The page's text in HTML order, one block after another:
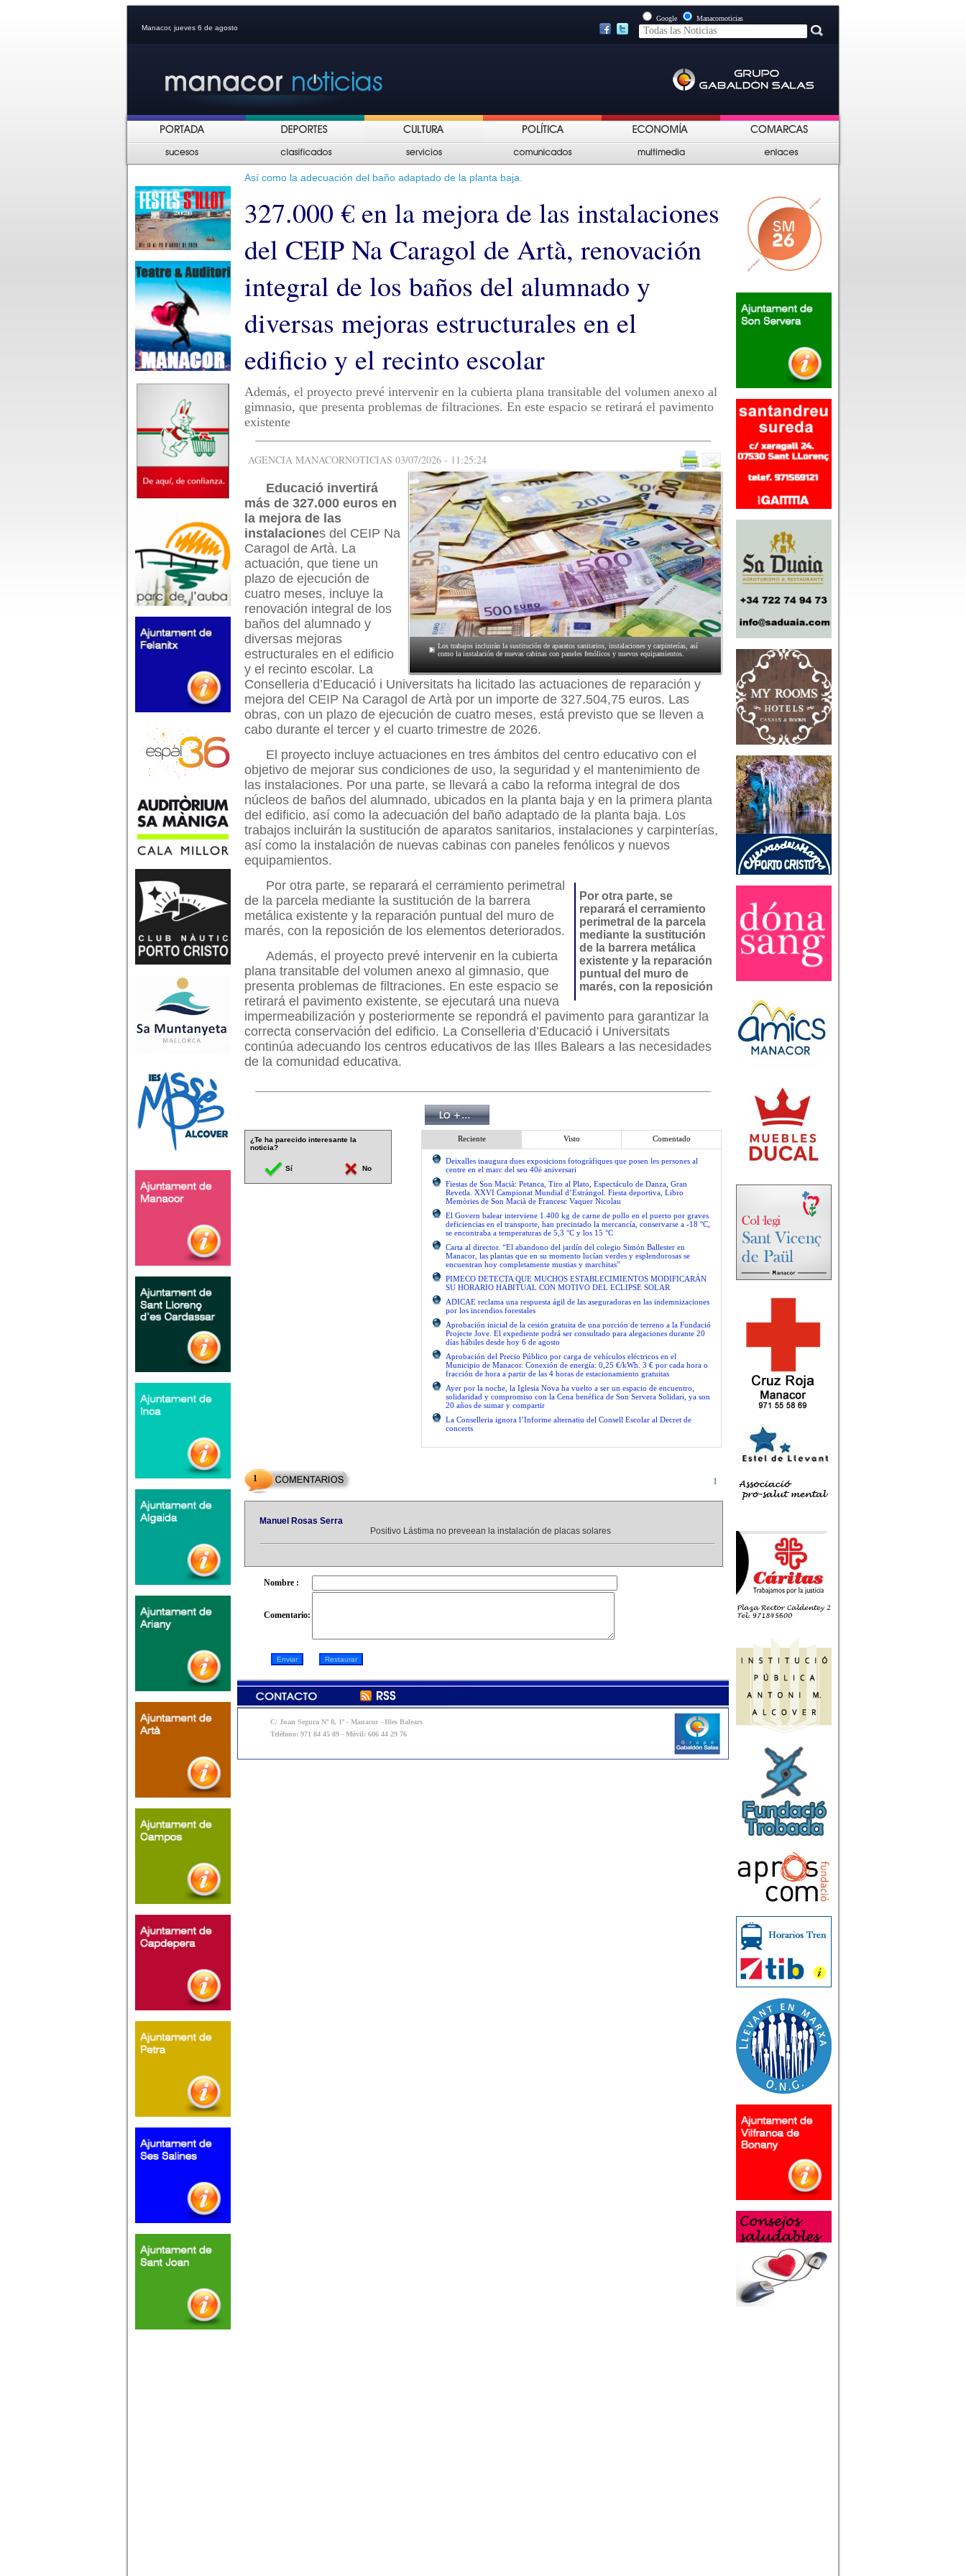
Manacor, jueves 6 de agosto
Google Manacornoticias
Así como la adecuación del baño adaptado de la planta baja.
327.000 € en la mejora de las instalaciones
del CEIP Na Caragol de Artà, renovación
integral de los baños del alumnado y
diversas mejoras estructurales en el
edificio y el recinto escolar
Además, el proyecto prevé intervenir en la cubierta plana transitable del volumen anexo al
gimnasio, que presenta problemas de filtraciones. En este espacio se retirará el pavimento
existente
AGENCIA MANACORNOTICIAS 03/07/2026 - 11:25:24
Los trabajos incluirán la sustitución de aparatos sanitarios, instalaciones y carpinterías, así
como la instalación de nuevas cabinas con paneles fenólicos y nuevos equipamientos.
Educació invertirá
más de 327.000 euros en
la mejora de las
instalaciones del CEIP Na
Caragol de Artà. La
actuación, que tiene un
plazo de ejecución de
cuatro meses, incluye la
renovación integral de los
baños del alumnado y
diversas mejoras
estructurales en el edificio
y el recinto escolar. La
Conselleria d’Educació i Universitats ha licitado las actuaciones de reparación y
mejora del CEIP Na Caragol de Artà por un importe de 327.504,75 euros. Las
obras, con un plazo de ejecución de cuatro meses, está previsto que se lleven a
cabo durante el tercer y el cuarto trimestre de 2026.
El proyecto incluye actuaciones en tres ámbitos del centro educativo con el
objetivo de mejorar sus condiciones de uso, la seguridad y el mantenimiento de
las instalaciones. Por una parte, se llevará a cabo la reforma integral de dos
núcleos de baños del alumnado, ubicados en la planta baja y en la primera planta
del edificio, así como la adecuación del baño adaptado de la planta baja. Los
trabajos incluirán la sustitución de aparatos sanitarios, instalaciones y carpinterías,
así como la instalación de nuevas cabinas con paneles fenólicos y nuevos
equipamientos.
Por otra parte, se
reparará el cerramiento
perimetral de la parcela
mediante la sustitución
de la barrera metálica
existente y la reparación
puntual del muro de
marés, con la reposición
Por otra parte, se reparará el cerramiento perimetral
de la parcela mediante la sustitución de la barrera
metálica existente y la reparación puntual del muro de
marés, con la reposición de los elementos deteriorados.
Además, el proyecto prevé intervenir en la cubierta
plana transitable del volumen anexo al gimnasio, que
presenta problemas de filtraciones. En este espacio se
retirará el pavimento existente, se ejecutará una nueva
impermeabilización y posteriormente se repondrá el pavimento para garantizar la
correcta conservación del edificio. La Conselleria d’Educació i Universitats
continúa adecuando los centros educativos de las Illes Balears a las necesidades
de la comunidad educativa.
¿Te ha parecido interesante la
noticia?
Sí No
Reciente Visto Comentado
Deixalles inaugura dues exposicions fotogràfiques que posen les persones al
centre en el marc del seu 40è aniversari
Fiestas de Son Macià: Petanca, Tiro al Plato, Espectáculo de Danza, Gran
Revetla. XXVI Campionat Mundial d’Estràngol. Fiesta deportiva, Libro
Memòries de Son Macià de Francesc Vaquer Nicolau
El Govern balear interviene 1.400 kg de carne de pollo en el puerto por graves
deficiencias en el transporte, han precintado la mercancía, conservarse a -18 °C,
se encontraba a temperaturas de 5,3 °C y los 15 °C
Carta al director. “El abandono del jardín del colegio Simón Ballester en
Manacor, las plantas que en su momento lucían verdes y esplendorosas se
encuentran hoy completamente mustias y marchitas”
PIMECO DETECTA QUE MUCHOS ESTABLECIMIENTOS MODIFICARÁN
SU HORARIO HABITUAL CON MOTIVO DEL ECLIPSE SOLAR
ADICAE reclama una respuesta ágil de las aseguradoras en las indemnizaciones
por los incendios forestales
Aprobación inicial de la cesión gratuita de una porción de terreno a la Fundació
Projecte Jove. El expediente podrá ser consultado para alegaciones durante 20
días hábiles desde hoy 6 de agosto
Aprobación del Precio Público por carga de vehículos eléctricos en el
Municipio de Manacor. Conexión de energía: 0,25 €/kWh. 3 € por cada hora o
fracción de hora a partir de las 4 horas de estacionamiento gratuitas
Ayer por la noche, la Iglesia Nova ha vuelto a ser un espacio de encuentro,
solidaridad y compromiso con la Cena benéfica de Son Servera Solidari, ya son
20 años de sumar y compartir
La Conselleria ignora l’Informe alternatiu del Consell Escolar al Decret de
concerts
1 1
Manuel Rosas Serra
Positivo Lástima no preveean la instalación de placas solares
Nombre :
Comentario:
C/ Juan Segura Nº 8, 1º - Manacor - Illes Balears
Teléfono: 971 84 45 89 - Móvil: 606 44 29 76